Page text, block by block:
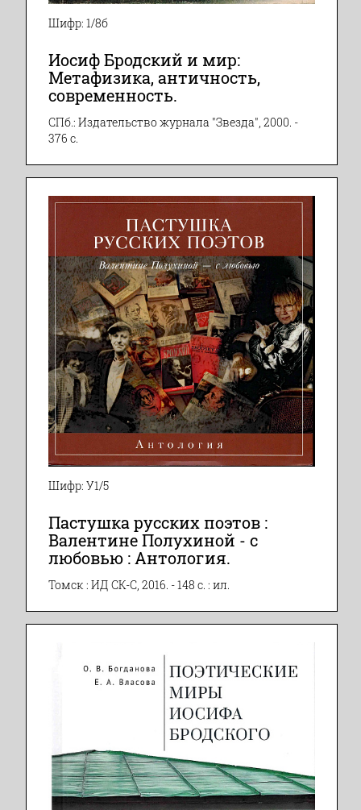
Шифр: 1/8б
Иосиф Бродский и мир:
Метафизика, античность,
современность.
СПб.: Издательство журнала "Звезда", 2000. -
376 с.
Шифр: У1/5
Пастушка русских поэтов :
Валентине Полухиной - с
любовью : Антология.
Томск : ИД СК-С, 2016. - 148 с. : ил.